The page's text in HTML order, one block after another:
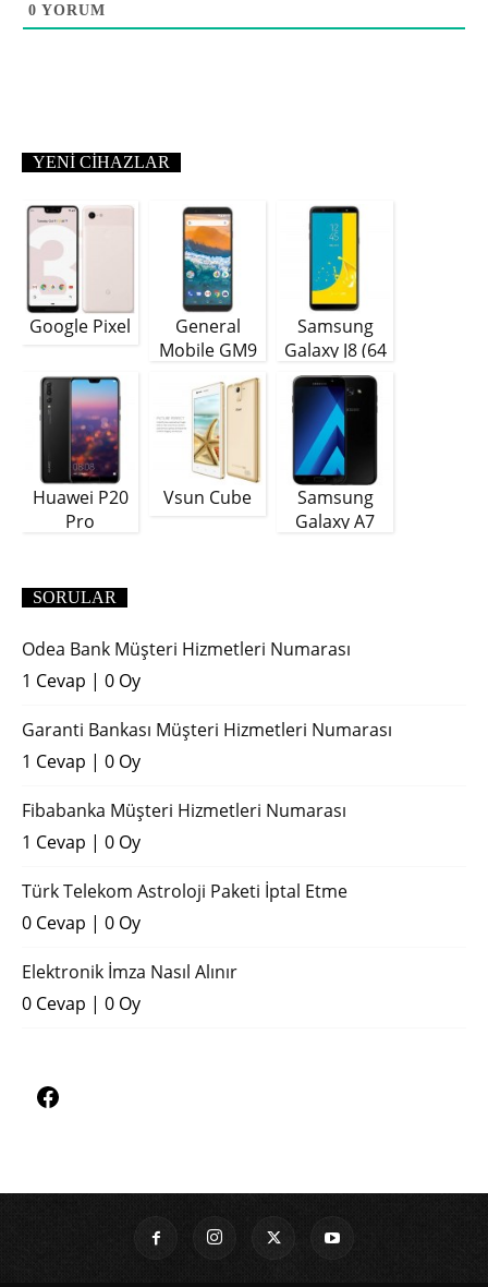
0 YORUM
YENI CIHAZLAR
Google Pixel
General
Mobile GM9
Samsung
Galaxy J8 (64
GB)
Huawei P20
Pro
Vsun Cube
Samsung
Galaxy A7
SORULAR
Odea Bank Müşteri Hizmetleri Numarası
1 Cevap | 0 Oy
Garanti Bankası Müşteri Hizmetleri Numarası
1 Cevap | 0 Oy
Fibabanka Müşteri Hizmetleri Numarası
1 Cevap | 0 Oy
Türk Telekom Astroloji Paketi İptal Etme
0 Cevap | 0 Oy
Elektronik İmza Nasıl Alınır
0 Cevap | 0 Oy